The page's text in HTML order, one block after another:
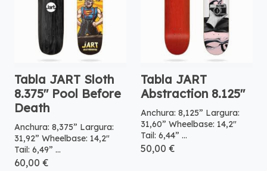
Tabla JART Sloth
8.375″ Pool Before
Death
Anchura: 8,375” Largura:
31,92” Wheelbase: 14,2″
Tail: 6,49” ...
60,00 €
Tabla JART
Abstraction 8.125″
Anchura: 8,125” Largura:
31,60” Wheelbase: 14,2″
Tail: 6,44” ...
50,00 €